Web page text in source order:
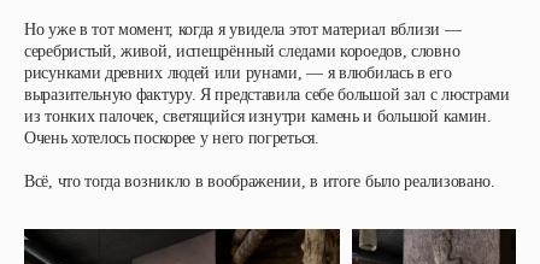
Но уже в тот момент, когда я увидела этот материал вблизи —
серебристый, живой, испещрённый следами короедов, словно
рисунками древних людей или рунами, — я влюбилась в его
выразительную фактуру. Я представила себе большой зал с люстрами
из тонких палочек, светящийся изнутри камень и большой камин.
Очень хотелось поскорее у него погреться.
Всё, что тогда возникло в воображении, в итоге было реализовано.